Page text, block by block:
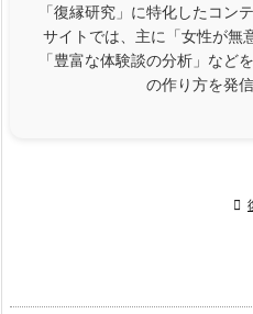
「復縁研究」に特化したコン
サイトでは、主に「女性が無
「豊富な体験談の分析」など
の作り方を発
